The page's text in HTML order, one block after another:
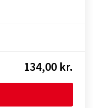
134,00 kr.